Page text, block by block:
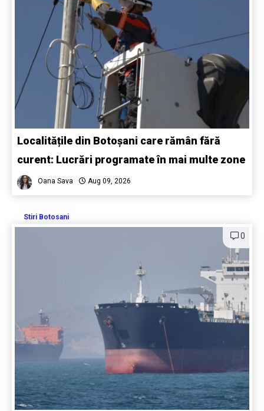
Localitățile din Botoșani care rămân fără
curent: Lucrări programate în mai multe zone
Oana Sava Aug 09, 2026
Stiri Botosani
0